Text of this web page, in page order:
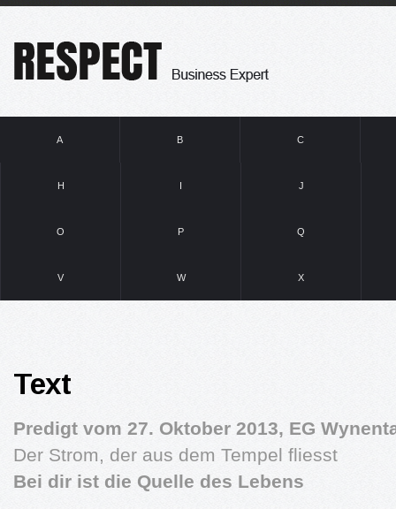
A B C
H I J
O P Q
V W X
Text
Predigt vom 27. Oktober 2013, EG
Der Strom, der aus dem Tempel fliesst
Bei dir ist die Quelle des Lebens